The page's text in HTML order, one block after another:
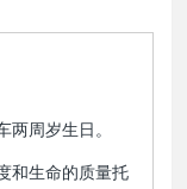
周岁生日。
和生命的质量托